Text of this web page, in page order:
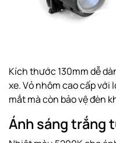
Kích thước 130mm dễ
xe. Vỏ nhôm cao cấp
mắt mà còn bảo vệ đèn
Ánh sáng trắng